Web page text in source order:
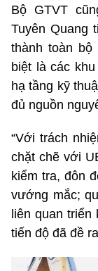
Bộ GTVT
Tuyên Quang
thành toàn bộ
biệt là các
hạ tầng kỹ
đủ nguồn
“Với trách
chặt chẽ với
kiểm tra, đôn
vướng mắc;
liên quan
tiến độ đã đề